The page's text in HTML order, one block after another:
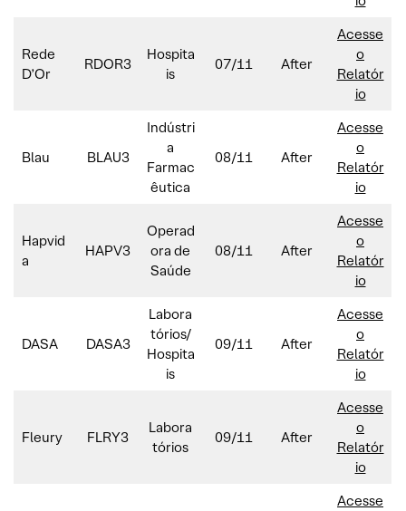
Rede
D’Or
RDOR3
Hospita
is
07/11 After
Acesse
o
Relatór
io
Blau BLAU3
Indústri
a
Farmac
êutica
08/11 After
Acesse
o
Relatór
io
Hapvid
a
HAPV3
Operad
ora de
Saúde
08/11 After
Acesse
o
Relatór
io
DASA DASA3
Labora
tórios/
Hospita
is
09/11 After
Acesse
o
Relatór
io
Fleury FLRY3
Labora
tórios
09/11 After
Acesse
o
Relatór
io
Acesse